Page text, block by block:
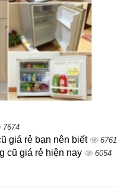
7674
giá rẻ bạn nên biết 6761
cũ giá rẻ hiện nay 6054